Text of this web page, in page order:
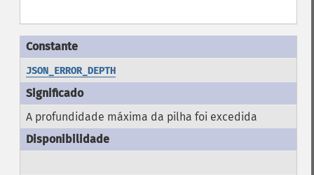
JSON_ERROR_DEPTH
A profundidade máxima da pilha foi excedida